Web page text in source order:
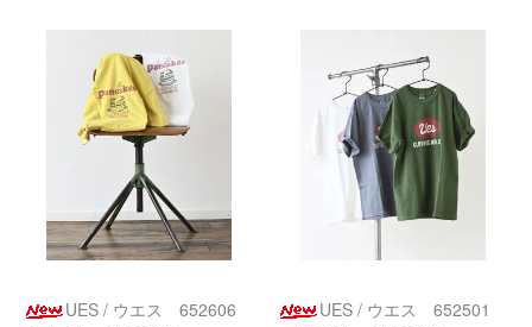
UES / ウエス 652606
UES / ウエス 652501